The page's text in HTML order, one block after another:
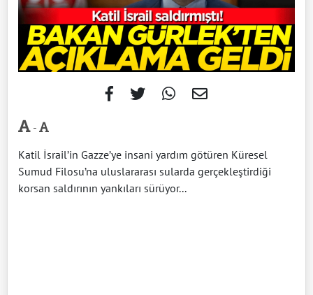
-
Katil İsrail’in Gazze’ye insani yardım götüren Küresel
Sumud Filosu’na uluslararası sularda gerçekleştirdiği
korsan saldırının yankıları sürüyor...